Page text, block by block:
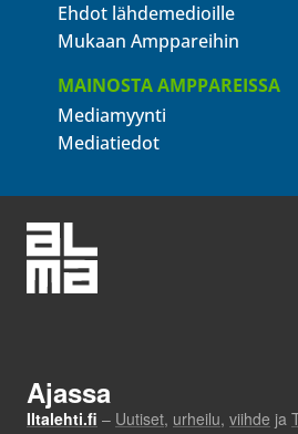
Ehdot lähdemedioille
Mukaan Amppareihin
MAINOSTA AMPPAREISSA
Mediamyynti
Mediatiedot